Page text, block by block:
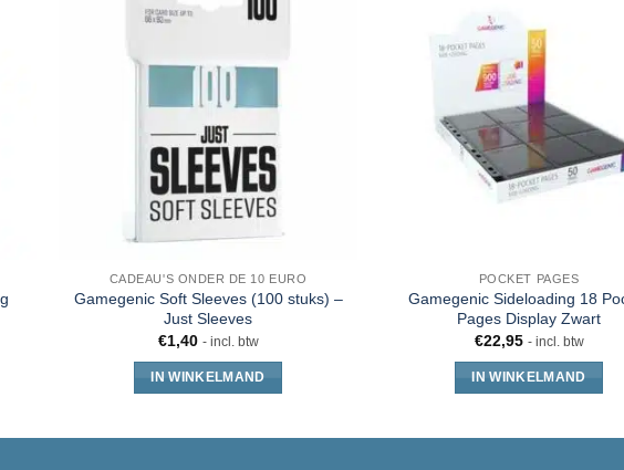
CADEAU'S ONDER DE 10 EURO
Gamegenic Soft Sleeves (100 stuks) –
Just Sleeves
€1,40 - incl. btw
IN WINKELMAND
POCKET PAGES
Gamegenic Sideloading 18
Pages Display Zwart
€22,95 - incl. btw
IN WINKELMAND